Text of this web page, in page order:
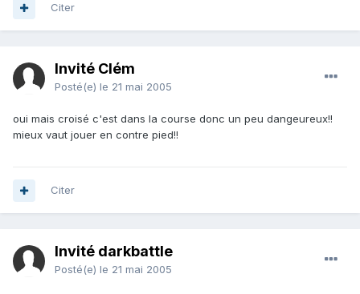
Citer
Invité Clém
Posté(e) le 21 mai 2005
oui mais croisé c'est dans la course donc un peu dangeureux!!
mieux vaut jouer en contre pied!!
Citer
Invité darkbattle
Posté(e) le 21 mai 2005